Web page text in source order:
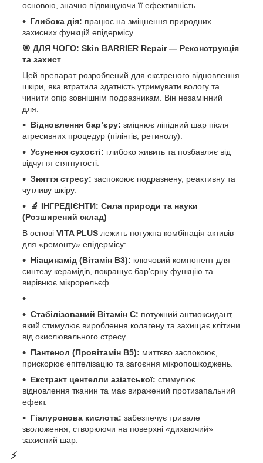
основою, значно підвищуючи її ефективність.
Глибока дія: працює на зміцнення природних
захисних функцій епідермісу.
🎯 ДЛЯ ЧОГО: Skin BARRIER Repair — Реконструкція
та захист
Цей препарат розроблений для екстреного відновлення
шкіри, яка втратила здатність утримувати вологу та
чинити опір зовнішнім подразникам. Він незамінний
для:
Відновлення бар’єру: зміцнює ліпідний шар після
агресивних процедур (пілінгів, ретинолу).
Усунення сухості: глибоко живить та позбавляє від
відчуття стягнутості.
Зняття стресу: заспокоює подразнену, реактивну та
чутливу шкіру.
🔬 ІНГРЕДІЄНТИ: Сила природи та науки
(Розширений склад)
В основі VITA PLUS лежить потужна комбінація активів
для «ремонту» епідермісу:
Ніацинамід (Вітамін В3): ключовий компонент для
синтезу керамідів, покращує бар'єрну функцію та
вирівнює мікрорельєф.
Стабілізований Вітамін С: потужний антиоксидант,
який стимулює вироблення колагену та захищає клітини
від окислювального стресу.
Пантенол (Провітамін В5): миттєво заспокоює,
прискорює епітелізацію та загоєння мікропошкоджень.
Екстракт центелли азіатської: стимулює
відновлення тканин та має виражений протизапальний
ефект.
Гіалуронова кислота: забезпечує тривале
зволоження, створюючи на поверхні «дихаючий»
захисний шар.
⚡️